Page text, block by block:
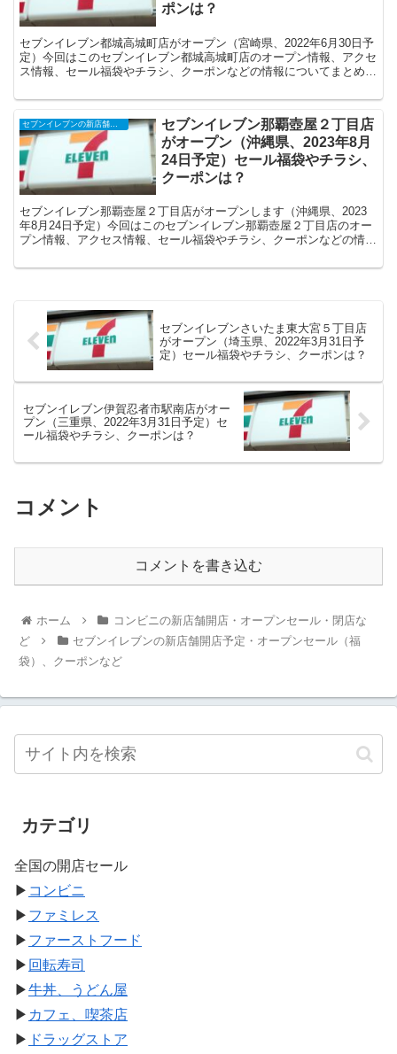
ポンは？
セブンイレブン都城高城町店がオープン（宮崎県、2022年6月30日予
定）今回はこのセブンイレブン都城高城町店のオープン情報、アクセ
ス情報、セール福袋やチラシ、クーポンなどの情報についてまとめま
セブンイレブン那覇壺屋２丁目店
がオープン（沖縄県、2023年8月
24日予定）セール福袋やチラシ、
クーポンは？
セブンイレブン那覇壺屋２丁目店がオープンします（沖縄県、2023
年8月24日予定）今回はこのセブンイレブン那覇壺屋２丁目店のオー
プン情報、アクセス情報、セール福袋やチラシ、クーポンなどの情報
セブンイレブンさいたま東大宮５丁目店
がオープン（埼玉県、2022年3月31日予
定）セール福袋やチラシ、クーポンは？
セブンイレブン伊賀忍者市駅南店がオー
プン（三重県、2022年3月31日予定）セ
ール福袋やチラシ、クーポンは？
コメント
コメントを書き込む
ホーム
コンビニの新店舗開店・オープンセール・閉店な
ど
セブンイレブンの新店舗開店予定・オープンセール（福
袋）、クーポンなど
カテゴリ
全国の開店セール
▶ コンビニ
▶ ファミレス
▶ ファーストフード
▶ 回転寿司
▶牛丼、うどん屋
▶ カフェ、喫茶店
▶ ドラッグストア